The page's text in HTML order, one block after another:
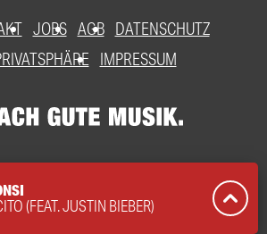
JOBS AGB DATENSCHUTZ
IMPRESSUM
(FEAT. JUSTIN BIEBER)